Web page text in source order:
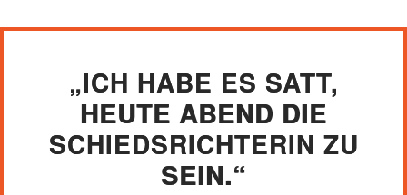
„ICH HABE ES SATT,
HEUTE ABEND DIE
SCHIEDSRICHTERIN ZU
SEIN.“